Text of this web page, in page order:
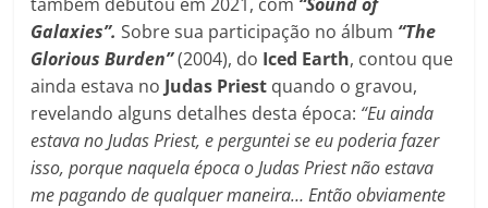
Galaxies”.Sobre sua participação no álbum “The
Glorious Burden”(2004), do Iced Earth, contou que
ainda estava no Judas Priest quando o gravou,
revelando alguns detalhes desta época: “Eu ainda
estava no Judas Priest, e perguntei se eu poderia fazer
isso, porque naquela época o Judas Priest não estava
me pagando de qualquer maneira… Então obviamente